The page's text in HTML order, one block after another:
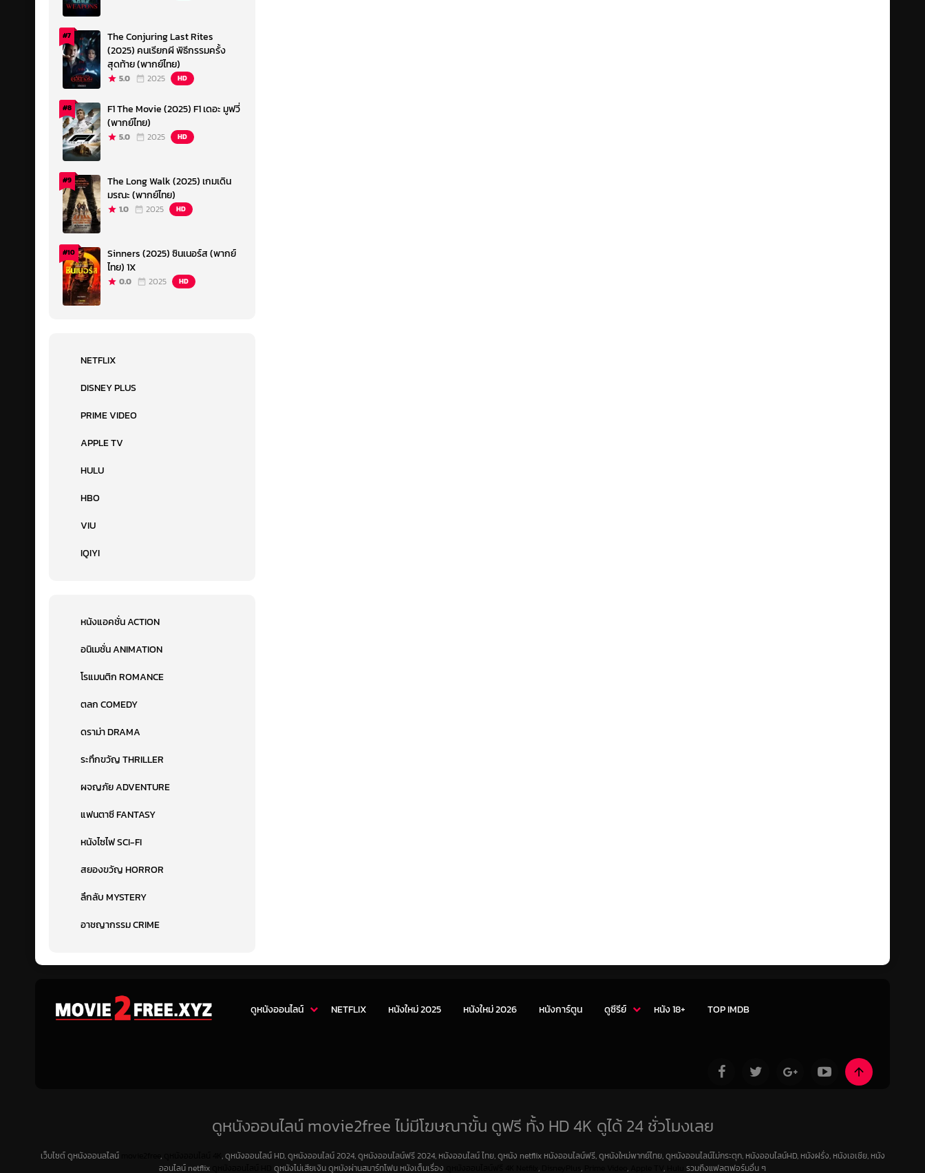
#7
The Conjuring Last Rites
(2025) คนเรียกผี พิธีกรรมครั้ง
สุดท้าย (พากย์ไทย)
5.0 2025 HD
#8
F1 The Movie (2025) F1 เดอะ มูฟวี่
(พากย์ไทย)
5.0 2025 HD
#9
The Long Walk (2025) เกมเดิน
มรณะ (พากย์ไทย)
1.0 2025 HD
#10
Sinners (2025) ซินเนอร์ส (พากย์
ไทย) 1X
0.0 2025 HD
NETFLIX
DISNEY PLUS
PRIME VIDEO
APPLE TV
HULU
HBO
VIU
IQIYI
หนังแอคชั่น ACTION
อนิเมชั่น ANIMATION
โรแมนติก ROMANCE
ตลก COMEDY
ดราม่า DRAMA
ระทึกขวัญ THRILLER
ผจญภัย ADVENTURE
แฟนตาซี FANTASY
หนังไซไฟ SCI-FI
สยองขวัญ HORROR
ลึกลับ MYSTERY
อาชญากรรม CRIME
ดูหนังออนไลน์ NETFLIX หนังใหม่ 2025 หนังใหม่ 2026 หนังการ์ตูน ดูซีรีย์ หนัง 18+ TOP IMDB
ดูหนังออนไลน์ movie2free ไม่มีโฆษณาขั้น ดูฟรี ทั้ง HD 4K ดูได้ 24 ชั่วโมงเลย
เว็บไซต์ ดูหนังออนลไลน์ ,
, ดูหนังออนไลน์ HD, ดูหนังออนไลน์ 2024, ดูหนังออนไลน์ฟรี 2024, หนังออนไลน์ ไทย, ดูหนัง netflix หนังออนไลน์ฟรี, ดูหนังใหม่พากย์ไทย, ดูหนังออนไลน์ไม่กระตุก, หนังออนไลน์HD, หนังฝรั่ง, หนังเอเชีย, หนัง
ออนไลน์ netflix
ดูหนังไม่เสียเงิน ดูหนังผ่านสมาร์ทโฟน หนังเต็มเรื่อง , , , , รวมถึงแฟลตฟอร์มอื่น ๆ